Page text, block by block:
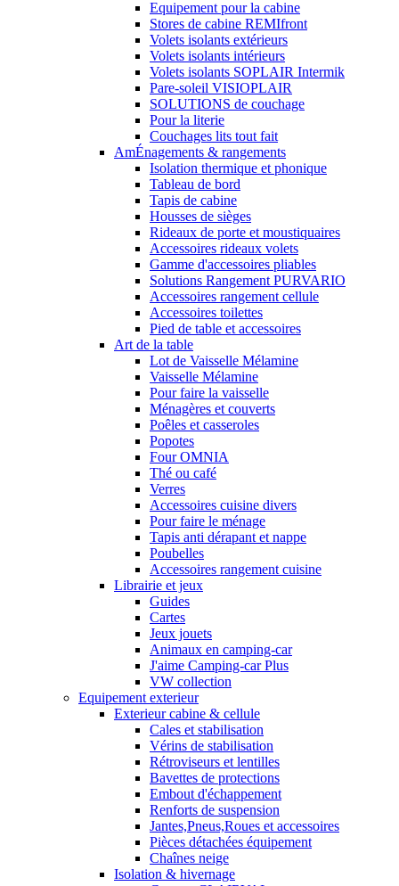
Equipement pour la cabine
Stores de cabine REMIfront
Volets isolants extérieurs
Volets isolants intérieurs
Volets isolants SOPLAIR Intermik
Pare-soleil VISIOPLAIR
SOLUTIONS de couchage
Pour la literie
Couchages lits tout fait
AmÉnagements & rangements
Isolation thermique et phonique
Tableau de bord
Tapis de cabine
Housses de sièges
Rideaux de porte et moustiquaires
Accessoires rideaux volets
Gamme d'accessoires pliables
Solutions Rangement PURVARIO
Accessoires rangement cellule
Accessoires toilettes
Pied de table et accessoires
Art de la table
Lot de Vaisselle Mélamine
Vaisselle Mélamine
Pour faire la vaisselle
Ménagères et couverts
Poêles et casseroles
Popotes
Four OMNIA
Thé ou café
Verres
Accessoires cuisine divers
Pour faire le ménage
Tapis anti dérapant et nappe
Poubelles
Accessoires rangement cuisine
Librairie et jeux
Guides
Cartes
Jeux jouets
Animaux en camping-car
J'aime Camping-car Plus
VW collection
Equipement exterieur
Exterieur cabine & cellule
Cales et stabilisation
Vérins de stabilisation
Rétroviseurs et lentilles
Bavettes de protections
Embout d'échappement
Renforts de suspension
Jantes,Pneus,Roues et accessoires
Pièces détachées équipement
Chaînes neige
Isolation & hivernage